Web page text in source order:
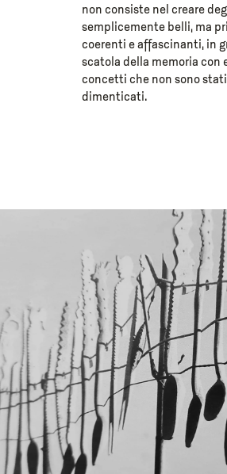
non consiste nel creare
semplicemente belli, ma
coerenti e affascinanti, in
scatola della memoria con
concetti che non sono
dimenticati.